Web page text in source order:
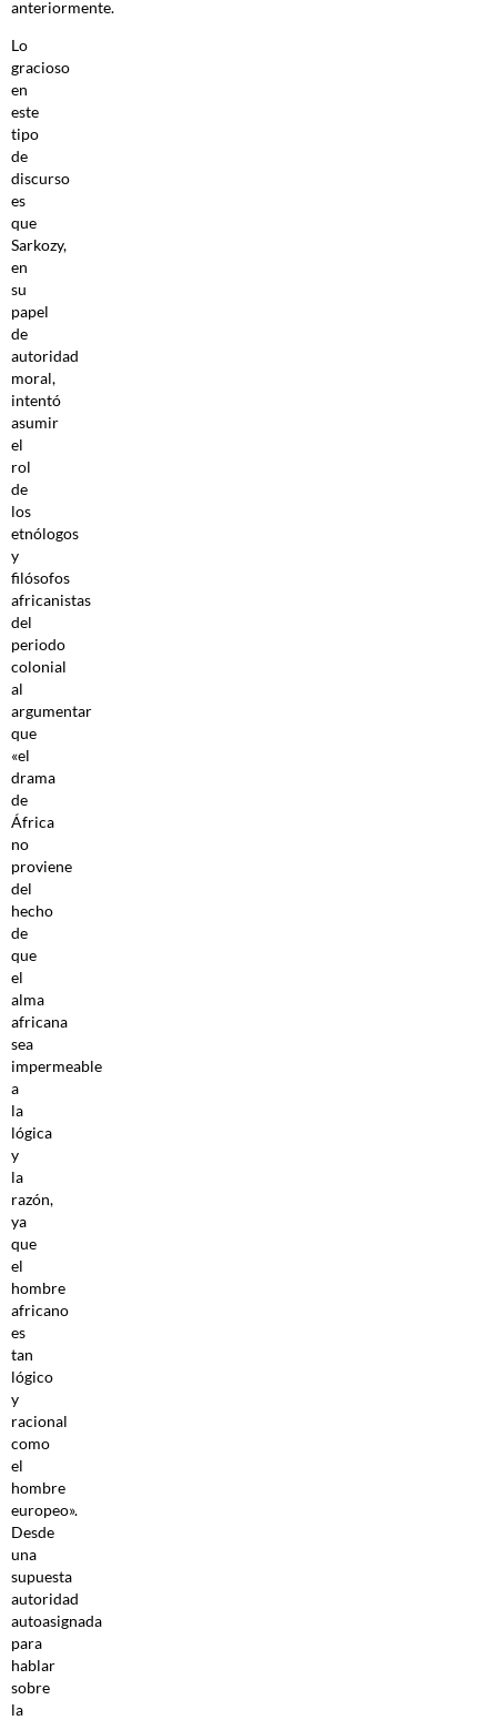
anteriormente.
Lo
gracioso
en
este
tipo
de
discurso
es
que
Sarkozy,
en
su
papel
de
autoridad
moral,
intentó
asumir
el
rol
de
los
etnólogos
y
filósofos
africanistas
del
periodo
colonial
al
argumentar
que
«el
drama
de
África
no
proviene
del
hecho
de
que
el
alma
africana
sea
impermeable
a
la
lógica
y
la
razón,
ya
que
el
hombre
africano
es
tan
lógico
y
racional
como
el
hombre
europeo».
Desde
una
supuesta
autoridad
autoasignada
para
hablar
sobre
la